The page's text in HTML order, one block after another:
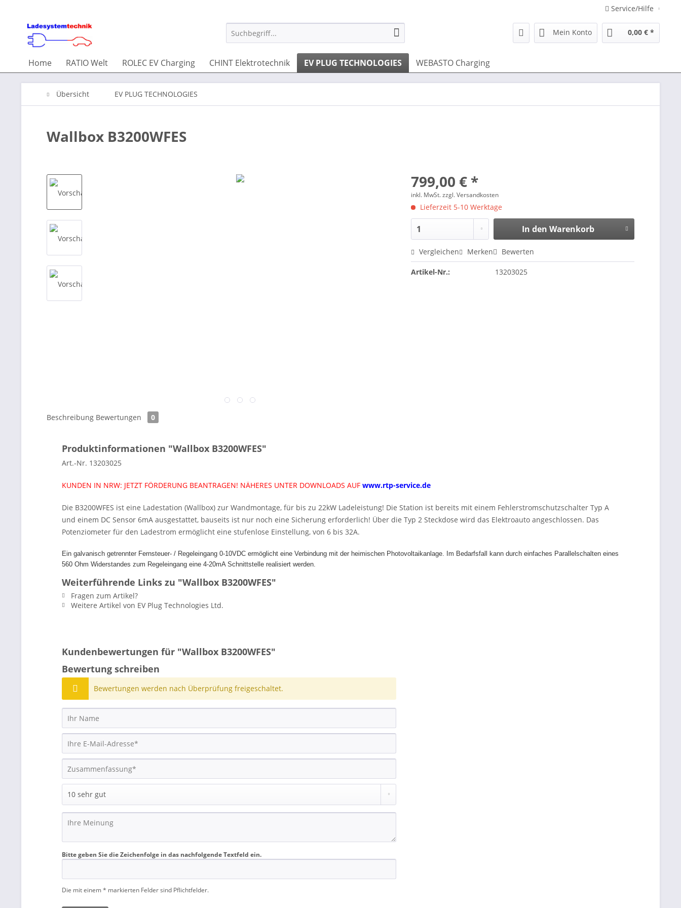
Service/Hilfe
Mein Konto 0,00 € *
Home RATIO Welt ROLEC EV Charging CHINT Elektrotechnik EV PLUG TECHNOLOGIES WEBASTO Charging
Übersicht EV PLUG TECHNOLOGIES
Wallbox B3200WFES
799,00 € *
inkl. MwSt.zzgl. Versandkosten
Lieferzeit 5-10 Werktage
In den Warenkorb
Vergleichen Merken Bewerten
Artikel-Nr.: 13203025
Beschreibung Bewertungen 0
Produktinformationen "Wallbox B3200WFES"
Art.-Nr. 13203025
KUNDEN IN NRW: JETZT FÖRDERUNG BEANTRAGEN! NÄHERES UNTER DOWNLOADS AUF www.rtp-service.de
Die B3200WFES ist eine Ladestation (Wallbox) zur Wandmontage, für bis zu 22kW Ladeleistung! Die Station ist bereits mit einem Fehlerstromschutzschalter Typ A
und einem DC Sensor 6mA ausgestattet, bauseits ist nur noch eine Sicherung erforderlich! Über die Typ 2 Steckdose wird das Elektroauto angeschlossen. Das
Potenziometer für den Ladestrom ermöglicht eine stufenlose Einstellung, von 6 bis 32A.
Ein galvanisch getrennter Fernsteuer- / Regeleingang 0-10VDC ermöglicht eine Verbindung mit der heimischen Photovoltaikanlage. Im Bedarfsfall kann durch einfaches Parallelschalten eines
560 Ohm Widerstandes zum Regeleingang eine 4-20mA Schnittstelle realisiert werden.
Weiterführende Links zu "Wallbox B3200WFES"
Fragen zum Artikel?
Weitere Artikel von EV Plug Technologies Ltd.
Kundenbewertungen für "Wallbox B3200WFES"
Bewertung schreiben
Bewertungen werden nach Überprüfung freigeschaltet.
Bitte geben Sie die Zeichenfolge in das nachfolgende Textfeld ein.
Die mit einem * markierten Felder sind Pflichtfelder.